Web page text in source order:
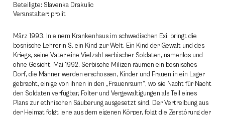
Beteiligte: Slavenka Drakulic
Veranstalter: prolit
März 1993. In einem Krankenhaus im schwedischen Exil bringt die
bosnische Lehrerin S. ein Kind zur Welt. Ein Kind der Gewalt und des
Kriegs, seine Väter eine Vielzahl serbischer Soldaten, namenlos und
ohne Gesicht. Mai 1992. Serbische Milizen räumen ein bosnisches
Dorf, die Männer werden erschossen, Kinder und Frauen in ein Lager
gebracht, einige von ihnen in den „Frauenraum“, wo sie Nacht für Nacht
den Soldaten verfügbar, Folter und Vergewaltigungen als Teil eines
Plans zur ethnischen Säuberung ausgesetzt sind. Der Vertreibung aus
der Heimat folgt jene aus dem eigenen Körper, folgt die Zerstörung der